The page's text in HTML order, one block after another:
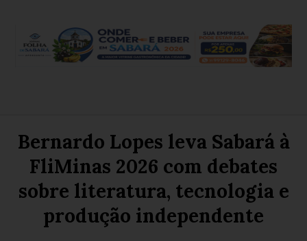
Bernardo Lopes leva Sabará à
FliMinas 2026 com debates
sobre literatura, tecnologia e
produção independente